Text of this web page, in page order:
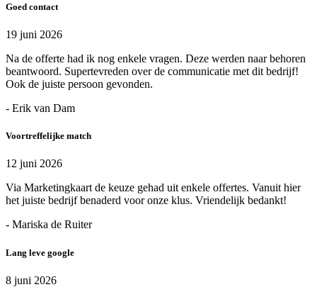
Goed contact
19 juni 2026
Na de offerte had ik nog enkele vragen. Deze werden naar behoren
beantwoord. Supertevreden over de communicatie met dit bedrijf!
Ook de juiste persoon gevonden.
- Erik van Dam
Voortreffelijke match
12 juni 2026
Via Marketingkaart de keuze gehad uit enkele offertes. Vanuit hier
het juiste bedrijf benaderd voor onze klus. Vriendelijk bedankt!
- Mariska de Ruiter
Lang leve google
8 juni 2026